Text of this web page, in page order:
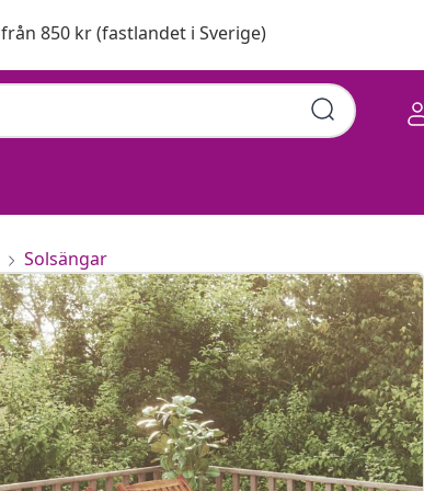
850 kr (fastlandet i Sverige)
Solsängar